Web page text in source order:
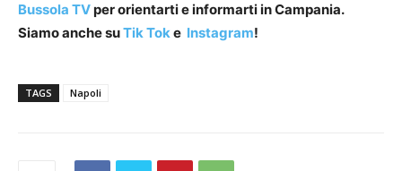
Bussola TVper orientarti e informarti in Campania.
Siamo anche suTik Toke Instagram!
TAGS Napoli